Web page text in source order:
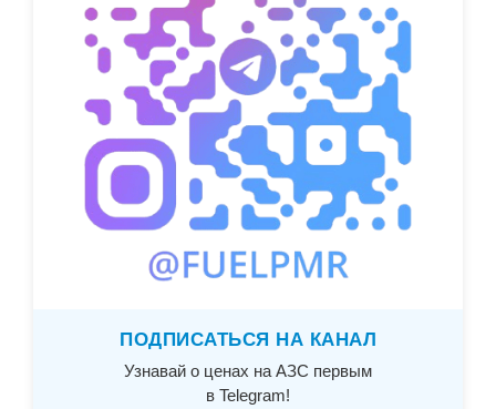
ПОДПИСАТЬСЯ НА КАНАЛ
Узнавай о ценах на АЗС первым
в Telegram!